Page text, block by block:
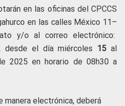
en las oficinas del CPCCS
en las calles México 11–
y/o al correo electrónico:
desde el día miércoles 15 al
2025 en horario de 08h30 a
manera electrónica, deberá